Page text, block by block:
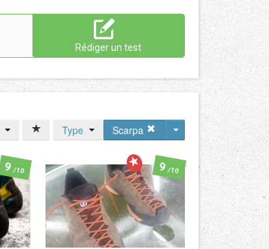
Rédiger un test
Scarpa
Type
9/10 9/10